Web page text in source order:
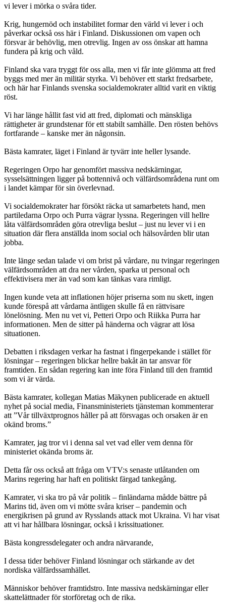
vi lever i mörka o svåra tider.
Krig, hungernöd och instabilitet formar den värld vi lever i och
påverkar också oss här i Finland. Diskussionen om vapen och
försvar är behövlig, men otrevlig. Ingen av oss önskar att hamna
fundera på krig och våld.
Finland ska vara tryggt för oss alla, men vi får inte glömma att fred
byggs med mer än militär styrka. Vi behöver ett starkt fredsarbete,
och här har Finlands svenska socialdemokrater alltid varit en viktig
röst.
Vi har länge hållit fast vid att fred, diplomati och mänskliga
rättigheter är grundstenar för ett stabilt samhälle. Den rösten behövs
fortfarande – kanske mer än någonsin.
Bästa kamrater, läget i Finland är tyvärr inte heller lysande.
Regeringen Orpo har genomfört massiva nedskärningar,
sysselsättningen ligger på bottennivå och välfärdsområdena runt om
i landet kämpar för sin överlevnad.
Vi socialdemokrater har försökt räcka ut samarbetets hand, men
partiledarna Orpo och Purra vägrar lyssna. Regeringen vill hellre
låta välfärdsområden göra otrevliga beslut – just nu lever vi i en
situation där flera anställda inom social och hälsovården blir utan
jobba.
Inte länge sedan talade vi om brist på vårdare, nu tvingar regeringen
välfärdsområden att dra ner vården, sparka ut personal och
effektivisera mer än vad som kan tänkas vara rimligt.
Ingen kunde veta att inflationen höjer priserna som nu skett, ingen
kunde förespå att vårdarna äntligen skulle få en rättvisare
lönelösning. Men nu vet vi, Petteri Orpo och Riikka Purra har
informationen. Men de sitter på händerna och vägrar att lösa
situationen.
Debatten i riksdagen verkar ha fastnat i fingerpekande i stället för
lösningar – regeringen blickar hellre bakåt än tar ansvar för
framtiden. En sådan regering kan inte föra Finland till den framtid
som vi är värda.
Bästa kamrater, kollegan Matias Mäkynen publicerade en aktuell
nyhet på social media, Finansministeriets tjänsteman kommenterar
att ”Vår tillväxtprognos håller på att försvagas och orsaken är en
okänd broms.”
Kamrater, jag tror vi i denna sal vet vad eller vem denna för
ministeriet okända broms är.
Detta får oss också att fråga om VTV:s senaste utlåtanden om
Marins regering har haft en politiskt färgad tankegång.
Kamrater, vi ska tro på vår politik – finländarna mådde bättre på
Marins tid, även om vi mötte svåra kriser – pandemin och
energikrisen på grund av Rysslands attack mot Ukraina. Vi har visat
att vi har hållbara lösningar, också i krissituationer.
Bästa kongressdelegater och andra närvarande,
I dessa tider behöver Finland lösningar och stärkande av det
nordiska välfärdssamhället.
Människor behöver framtidstro. Inte massiva nedskärningar eller
skattelättnader för storföretag och de rika.